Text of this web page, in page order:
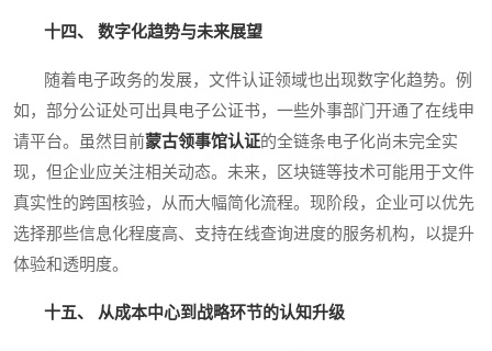
十四、 数字化趋势与未来展望
随着电子政务的发展，文件认证领域也出现数字化趋势。例
如，部分公证处可出具电子公证书，一些外事部门开通了在线申
请平台。虽然目前蒙古领事馆认证的全链条电子化尚未完全实
现，但企业应关注相关动态。未来，区块链等技术可能用于文件
真实性的跨国核验，从而大幅简化流程。现阶段，企业可以优先
选择那些信息化程度高、支持在线查询进度的服务机构，以提升
体验和透明度。
十五、 从成本中心到战略环节的认知升级